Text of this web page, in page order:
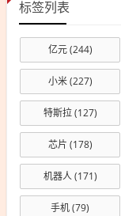
标签列表
亿元(244)
小米(227)
特斯拉(127)
芯片 (178)
机器人(171)
手机(79)